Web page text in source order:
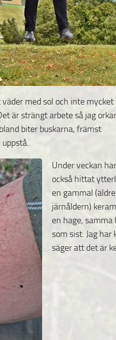
med sol och inte
är strängt arbete så jag
biter buskarna, främst
Under veckan
också hittat
en gammal (äldre
järnåldern)
en hage, samma
som sist. Jag
säger att det är